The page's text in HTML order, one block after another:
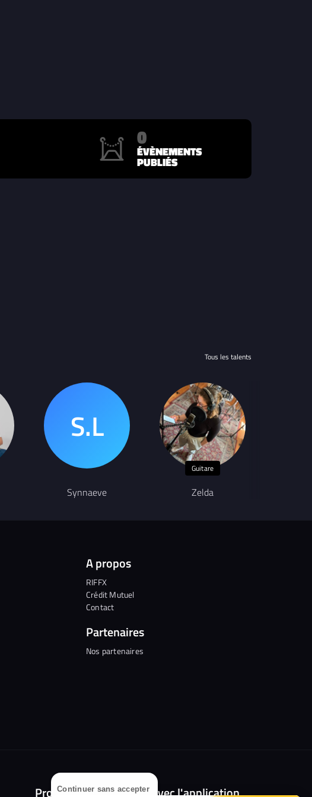
Continuer sans accepter
0
ÉVÈNEMENTS
PUBLIÉS
Tous les talents
Synnaeve
Guitare
Zelda
A propos
RIFFX
Crédit Mutuel
Contact
Partenaires
Nos partenaires
Prolongez l'expérience avec l'application